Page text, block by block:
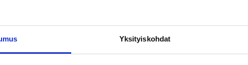
Yksityiskohdat
liikennöidään Nahkatehtaankadun ja
Pysäkit Puusepänkatu E ja P sekä